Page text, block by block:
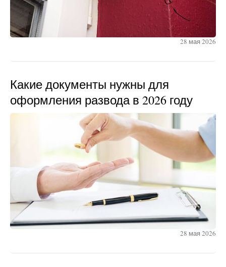
28 мая 2026
Какие документы нужны для
оформления развода в 2026 году
28 мая 2026